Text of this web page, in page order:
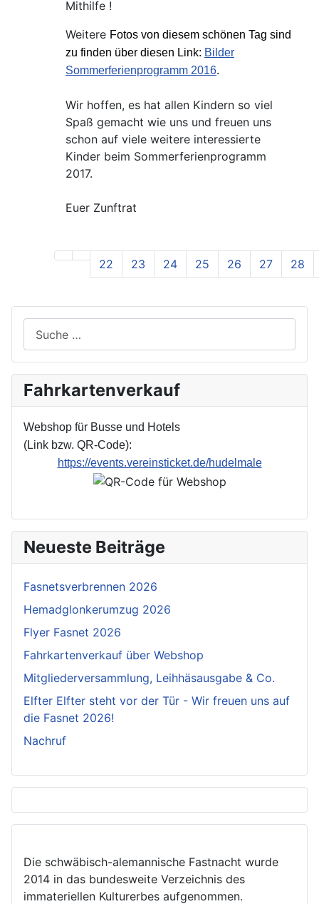
Mithilfe !
Weitere Fotos von diesem schönen Tag sind
zu finden über diesen Link: Bilder
Sommerferienprogramm 2016.
Wir hoffen, es hat allen Kindern so viel
Spaß gemacht wie uns und freuen uns
schon auf viele weitere interessierte
Kinder beim Sommerferienprogramm
2017.
Euer Zunftrat
Seite 31 von 31
22 23 24 25 26 27 28
Fahrkartenverkauf
Webshop für Busse und Hotels
(Link bzw. QR-Code):
https://events.vereinsticket.de/hudelmale
Neueste Beiträge
Fasnetsverbrennen 2026
Hemadglonkerumzug 2026
Flyer Fasnet 2026
Fahrkartenverkauf über Webshop
Mitgliederversammlung, Leihhäsausgabe & Co.
Elfter Elfter steht vor der Tür - Wir freuen uns auf
die Fasnet 2026!
Nachruf
Die schwäbisch-alemannische Fastnacht wurde
2014 in das bundesweite Verzeichnis des
immateriellen Kulturerbes aufgenommen.